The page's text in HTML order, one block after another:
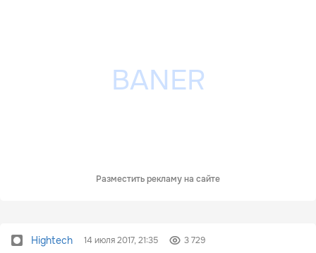
Разместить рекламу на сайте
Hightech 14 июля 2017, 21:35 3 729